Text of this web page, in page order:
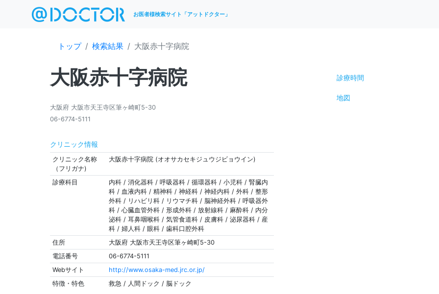
お医者様検索サイト「アットドクター」
トップ 検索結果 大阪赤十字病院
大阪赤十字病院
大阪府 大阪市天王寺区筆ヶ崎町5-30
06-6774-5111
クリニック情報
クリニック名称
（フリガナ)
大阪赤十字病院 (オオサカセキジュウジビョウイン)
診療科目
内科 / 消化器科 / 呼吸器科 / 循環器科 / 小児科 / 腎臓内
科 / 血液内科 / 精神科 / 神経科 / 神経内科 / 外科 / 整形
外科 / リハビリ科 / リウマチ科 / 脳神経外科 / 呼吸器外
科 / 心臓血管外科 / 形成外科 / 放射線科 / 麻酔科 / 内分
泌科 / 耳鼻咽喉科 / 気管食道科 / 皮膚科 / 泌尿器科 / 産
科 / 婦人科 / 眼科 / 歯科口腔外科
住所
大阪府 大阪市天王寺区筆ヶ崎町5-30
電話番号
06-6774-5111
Webサイト
http://www.osaka-med.jrc.or.jp/
特徴・特色
救急 / 人間ドック / 脳ドック
診療時間
地図